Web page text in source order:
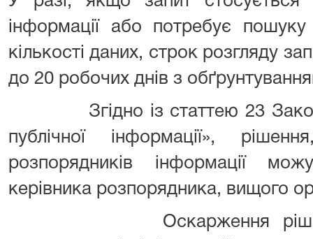
інформації або потребує пошуку
кількості даних, строк розгляду
до 20 робочих днів з
Згідно із статтею 23 Закону
публічної інформації»,
розпорядників інформації
керівника розпорядника, вищого
Оскарження рішень,